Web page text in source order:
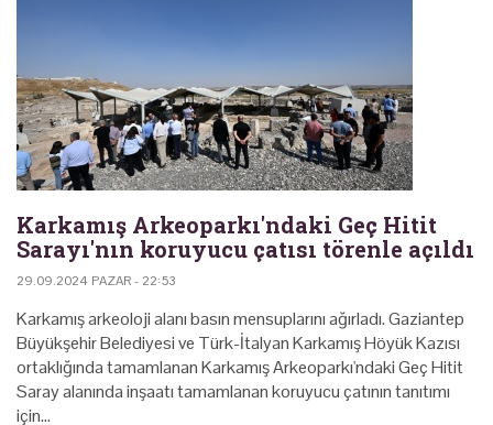
Karkamış Arkeoparkı'ndaki Geç Hitit
Sarayı'nın koruyucu çatısı törenle açıldı
29.09.2024 PAZAR - 22:53
Karkamış arkeoloji alanı basın mensuplarını ağırladı. Gaziantep
Büyükşehir Belediyesi ve Türk-İtalyan Karkamış Höyük Kazısı
ortaklığında tamamlanan Karkamış Arkeoparkı'ndaki Geç Hitit
Saray alanında inşaatı tamamlanan koruyucu çatının tanıtımı
için…